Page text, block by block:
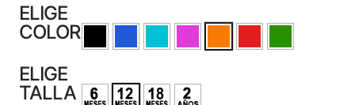
ELIGE
COLOR
ELIGE
TALLA